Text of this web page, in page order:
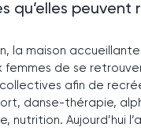
qu’elles peuvent
la maison
femmes de se
afin de
danse-thérapie,
nutrition. Aujourd’hui